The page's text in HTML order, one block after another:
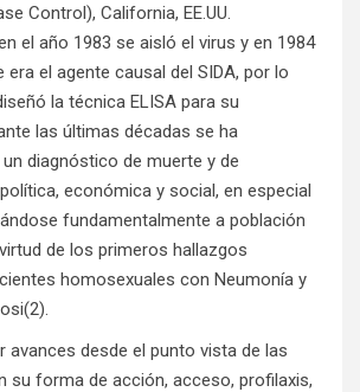
Control), California, EE.UU.
el año 1983 se aisló el virus y en 1984
el agente causal del SIDA, por lo
la técnica ELISA para su
las últimas décadas se ha
diagnóstico de muerte y de
económica y social, en especial
fundamentalmente a población
de los primeros hallazgos
homosexuales con Neumonía y
avances desde el punto vista de las
su forma de acción, acceso, profilaxis,